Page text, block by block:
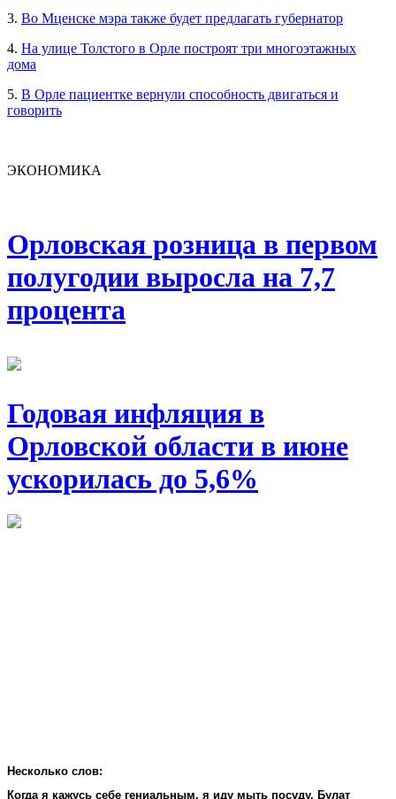
3. Во Мценске мэра также будет предлагать губернатор
4. На улице Толстого в Орле построят три многоэтажных
дома
5. В Орле пациентке вернули способность двигаться и
говорить
ЭКОНОМИКА
Орловская розница в первом
полугодии выросла на 7,7
процента
Годовая инфляция в
Орловской области в июне
ускорилась до 5,6%
Несколько слов:
Когда я кажусь себе гениальным, я иду мыть посуду. Булат